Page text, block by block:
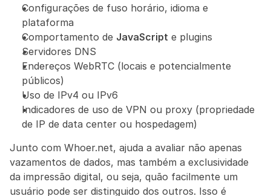
Configurações de fuso horário, idioma e
plataforma
Comportamento de JavaScript e plugins
Servidores DNS
Endereços WebRTC (locais e potencialmente
públicos)
Uso de IPv4 ou IPv6
Indicadores de uso de VPN ou proxy (propriedade
de IP de data center ou hospedagem)
Junto com Whoer.net, ajuda a avaliar não apenas
vazamentos de dados, mas também a exclusividade
da impressão digital, ou seja, quão facilmente um
usuário pode ser distinguido dos outros. Isso é